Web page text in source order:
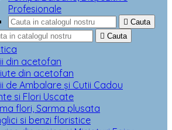
Profesionale
 Cauta
 Cauta
din acetofan
din acetofan
de Ambalare și Cutii Cadou
si Flori Uscate
flori, Sarma plusata
si benzi floristice